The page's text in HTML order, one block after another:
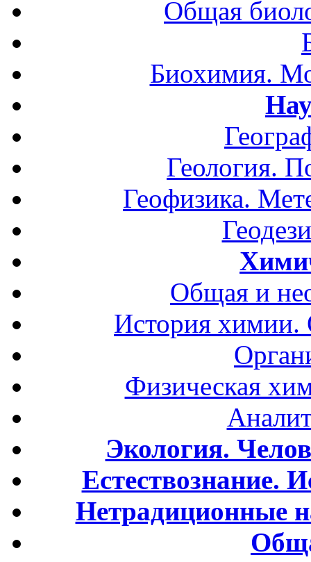
Общая
Биохимия.
Геология.
Геофизика.
Общая и
История
Физическая
Экология.
Естествознание.
Нетрадиционные